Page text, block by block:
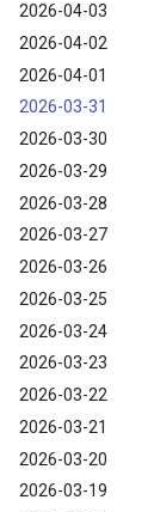
2026-04-03
2026-04-02
2026-04-01
2026-03-31
2026-03-30
2026-03-29
2026-03-28
2026-03-27
2026-03-26
2026-03-25
2026-03-24
2026-03-23
2026-03-22
2026-03-21
2026-03-20
2026-03-19